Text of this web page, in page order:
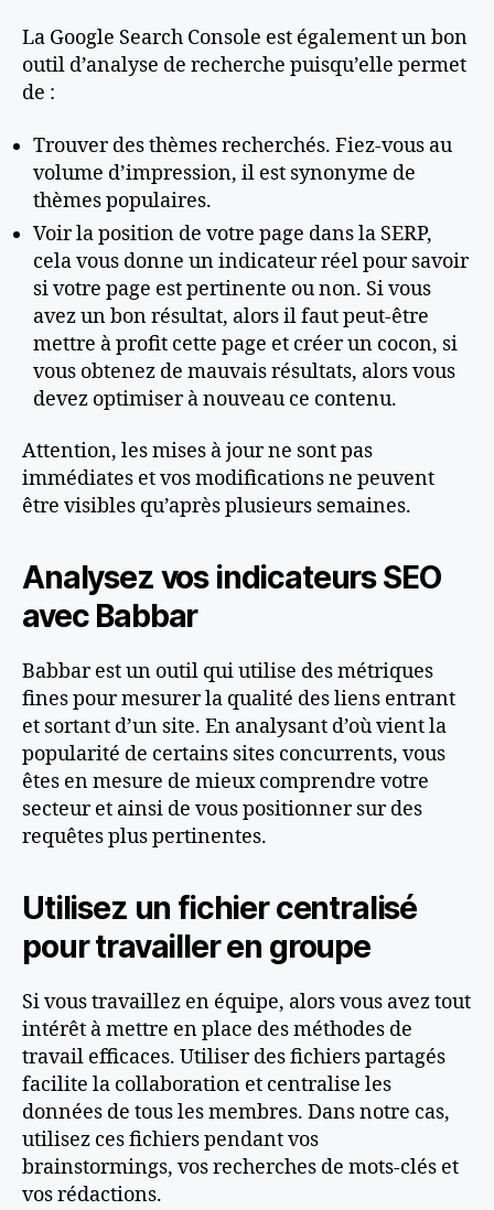
La Google Search Console est également un bon
outil d’analyse de recherche puisqu’elle permet
de :
Trouver des thèmes recherchés. Fiez-vous au
volume d’impression, il est synonyme de
thèmes populaires.
Voir la position de votre page dans la SERP,
cela vous donne un indicateur réel pour savoir
si votre page est pertinente ou non. Si vous
avez un bon résultat, alors il faut peut-être
mettre à profit cette page et créer un cocon, si
vous obtenez de mauvais résultats, alors vous
devez optimiser à nouveau ce contenu.
Attention, les mises à jour ne sont pas
immédiates et vos modifications ne peuvent
être visibles qu’après plusieurs semaines.
Analysez vos indicateurs SEO
avec Babbar
Babbar est un outil qui utilise des métriques
fines pour mesurer la qualité des liens entrant
et sortant d’un site. En analysant d’où vient la
popularité de certains sites concurrents, vous
êtes en mesure de mieux comprendre votre
secteur et ainsi de vous positionner sur des
requêtes plus pertinentes.
Utilisez un fichier centralisé
pour travailler en groupe
Si vous travaillez en équipe, alors vous avez tout
intérêt à mettre en place des méthodes de
travail efficaces. Utiliser des fichiers partagés
facilite la collaboration et centralise les
données de tous les membres. Dans notre cas,
utilisez ces fichiers pendant vos
brainstormings, vos recherches de mots-clés et
vos rédactions.